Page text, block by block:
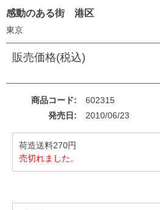
感動のある街 港区
東京
販売価格(税込)
商品コード
602315
発売日
2010/06/23
荷造送料270円
売切れました。